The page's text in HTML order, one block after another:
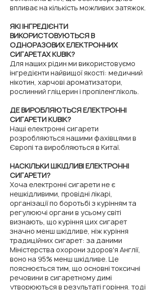
впливає на кількість можливих затяжок.
ЯКІ ІНГРЕДІЄНТИ
ВИКОРИСТОВУЮТЬСЯ В
ОДНОРАЗОВИХ ЕЛЕКТРОННИХ
СИГАРЕТАХ KUBIK?
Для наших рідин ми використовуємо
інгредієнти найвищої якості: медичний
нікотин, харчові ароматизатори,
рослинний гліцерин і пропіленгліколь.
ДЕ ВИРОБЛЯЮТЬСЯ ЕЛЕКТРОННІ
СИГАРЕТИ KUBIK?
Наші електронні сигарети
розробляються нашими фахівцями в
Європі та виробляються в Китаї.
НАСКІЛЬКИ ШКІДЛИВІ ЕЛЕКТРОННІ
СИГАРЕТИ?
Хоча електронні сигарети не є
нешкідливими, провідні лікарі,
організації по боротьбі з курінням та
регулюючі органи в усьому світі
визнають, що куріння цих сигарет
значно менш шкідливе, ніж куріння
традиційних сигарет: за даними
Міністерства охорони здоров'я Англії,
воно на 95% менш шкідливе. Це
пояснюється тим, що основні токсичні
речовини в сигаретному димі
утворюються в результаті горіння, тоді